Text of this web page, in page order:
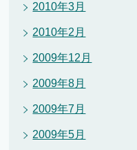
2010年3月
2010年2月
2009年12月
2009年8月
2009年7月
2009年5月